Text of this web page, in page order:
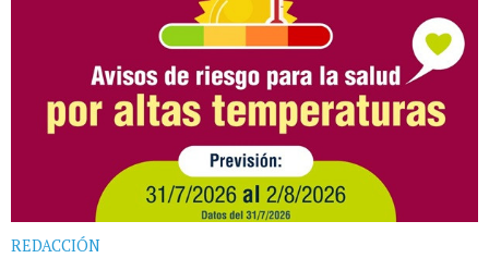
REDACCIÓN